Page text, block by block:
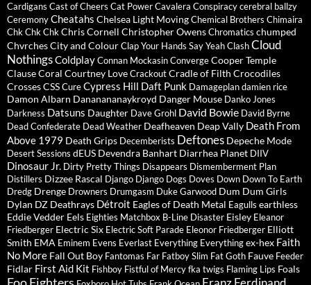
Cardigans Cast of Cheers Cat PowerCavalera Conspiracycerebral ballzy
CeremonyCheatahs Chelsea Light MovingChemical Brothers Chimaira
Chk Chk ChkChris Cornell Christopher OwensChromatics chumped
ChvrchesCity and ColourClap Your Hands Say YeahClashCloud
NothingsColdplayConnan MockasinConvergeCooper Temple
ClauseCoral Courtney LoveCrackoutCradle of Filth Crocodiles
CrossesCSSCureCypress Hill Daft Punk Damageplandamien rice
Damon Albarn Dananananaykroyd Danger Mouse Danko Jones
Darkness Datsuns Daughter Dave Grohl David Bowie David Byrne
Dead Confederate Dead Weather Deafheaven Deap Vally Death From
Above 1979 Death Grips Decemberists Deftones Depeche Mode
Desert Sessions dEUS Devendra Banhart Diarrhea Planet DIIV
Dinosaur Jr. Dirty Pretty Things Disappears Dismemberment Plan
Distillers Dizzee Rascal Django Django Dogs Doves Down Down To Earth
Dredg Drenge Drowners Drumgasm Duke Garwood Dum Dum Girls
Dylan DZ Deathrays Détroit Eagles of Death Metal Eagulls earthless
Eddie Vedder Eels Eighties Matchbox B-Line Disaster Eisley Eleanor
Friedberger Electric Six Electric Soft Parade Eleonor Friedberger Elliott
Smith EMA Eminem Evens Everlast Everything Everythingex-hex Faith
No More Fall Out Boy Fantomas Far Fatboy Slim Fat Goth Fauve Feeder
Fidlar First Aid Kit Fishboy Fistful of Mercyfka twigs Flaming Lips Foals